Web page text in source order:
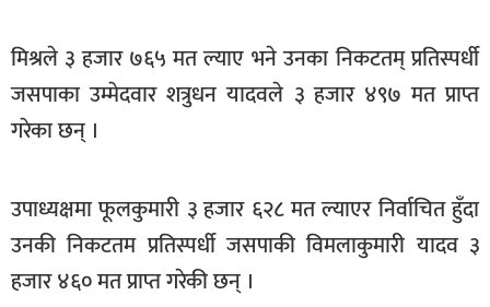
फोटो
/
भिडियो
समाज
शिक्षा
विचार
मिश्रले ३ हजार ७६५ मत ल्याए भने उनका निकटतम् प्रतिस्पर्धी
जसपाका उम्मेदवार शत्रुधन यादवले ३ हजार ४९७ मत प्राप्त
गरेका छन् ।
उपाध्यक्षमा फूलकुमारी ३ हजार ६२८ मत ल्याएर निर्वाचित हुँदा
उनकी निकटतम प्रतिस्पर्धी जसपाकी विमलाकुमारी यादव ३
हजार ४६० मत प्राप्त गरेकी छन् ।